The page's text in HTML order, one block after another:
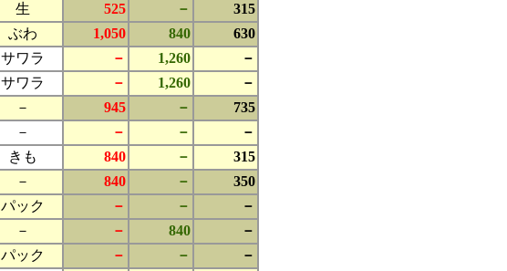
生 525 －
315
ぶわ 1,050 840 630
サワラ － 1,260
－
サワラ － 1,260
－
－ 945 － 735
－ － －
－
きも 840 － 315
－ 840 －
350
パック － － －
－ － 840
－
パック － － －